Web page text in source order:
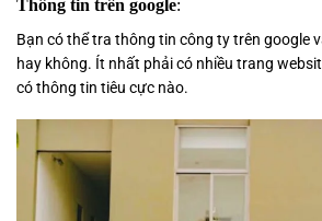
Thông tin trên google:
Bạn có thể tra thông tin công ty trên google
hay không. Ít nhất phải có nhiều trang
có thông tin tiêu cực nào.